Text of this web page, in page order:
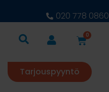
020 778 0860
0
Tarjouspyyntö